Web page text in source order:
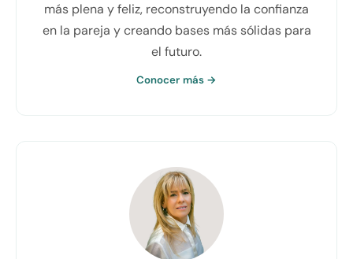
más plena y feliz, reconstruyendo la confianza
en la pareja y creando bases más sólidas para
el futuro.
Conocer más →